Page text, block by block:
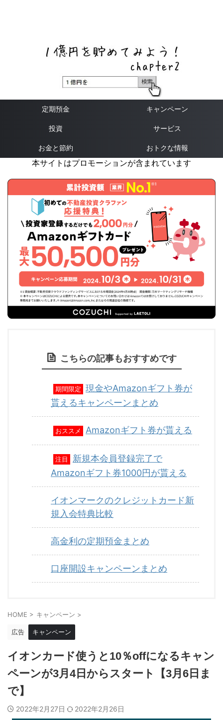
定期預金 キャンペーン
投資 サービス
お金と節約 おトクな情報
本サイトはプロモーションが含まれています
こちらの記事もおすすめです
期間限定
現金やAmazonギフト券が
貰えるキャンペーンまとめ
おススメ Amazonギフト券が貰える
注目
新規本会員登録完了で
Amazonギフト券1000円が貰える
イオンマークのクレジットカード新
規入会特典比較
高金利の定期預金まとめ
口座開設キャンペーンまとめ
HOME > キャンペーン >
広告 キャンペーン
イオンカード使うと10％offになるキャン
ペーンが3月4日からスタート【3月6日ま
で】
2022年2月27日 2022年2月26日